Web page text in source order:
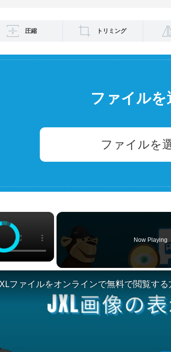
圧縮 トリミング
ファイルを
ファイルを
×
Now Playing